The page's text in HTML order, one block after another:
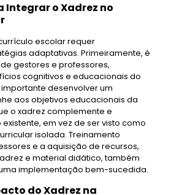
Integrar o Xadrez no
escolar requer
adaptativas. Primeiramente, é
gestores e professores,
cognitivos e educacionais do
desenvolver um
aos objetivos educacionais da
o xadrez complemente e
em vez de ser visto como
isolada. Treinamento
e a aquisição de recursos,
e material didático, também
implementação bem-sucedida.
do Xadrez na